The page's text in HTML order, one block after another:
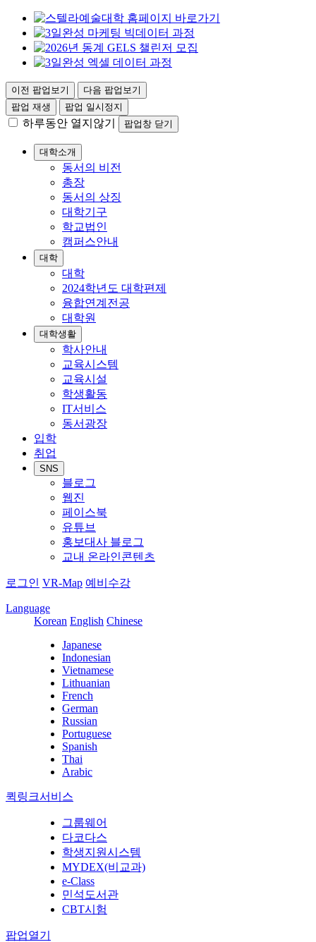
이전 팝업보기
다음 팝업보기
팝업 재생
팝업 일시정지
하루동안 열지않기 팝업창 닫기
대학소개
동서의 비전
총장
동서의 상징
대학기구
학교법인
캠퍼스안내
대학
대학
2024학년도 대학편제
융합연계전공
대학원
대학생활
학사안내
교육시스템
교육시설
학생활동
IT서비스
동서광장
입학
취업
SNS
블로그
웹진
페이스북
유튜브
홍보대사 블로그
교내 온라인콘텐츠
로그인 VR-Map 예비수강
Language
Korean English Chinese
Japanese
Indonesian
Vietnamese
Lithuanian
French
German
Russian
Portuguese
Spanish
Thai
Arabic
퀵링크서비스
그룹웨어
다코다스
학생지원시스템
MYDEX(비교과)
e-Class
민석도서관
CBT시험
팝업열기